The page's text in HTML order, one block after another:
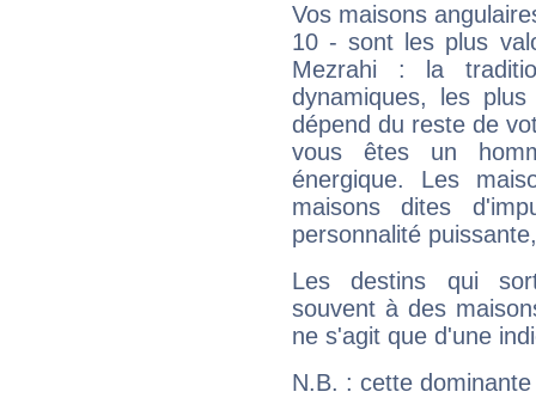
Vos maisons
10 - sont les plus
Mezrahi : la
dynamiques, les
dépend du reste de
vous êtes un
énergique. Les
maisons dites
personnalité
Les destins qui
souvent à des
ne s'agit que d'une
N.B. : cette